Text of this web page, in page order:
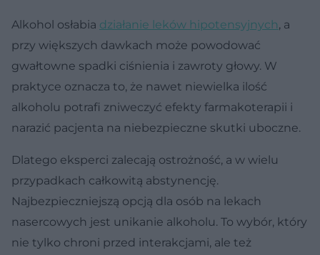
Alkohol osłabia działanie leków hipotensyjnych, a
przy większych dawkach może powodować
gwałtowne spadki ciśnienia i zawroty głowy. W
praktyce oznacza to, że nawet niewielka ilość
alkoholu potrafi zniweczyć efekty farmakoterapii i
narazić pacjenta na niebezpieczne skutki uboczne.
Dlatego eksperci zalecają ostrożność, a w wielu
przypadkach całkowitą abstynencję.
Najbezpieczniejszą opcją dla osób na lekach
nasercowych jest unikanie alkoholu. To wybór, który
nie tylko chroni przed interakcjami, ale też